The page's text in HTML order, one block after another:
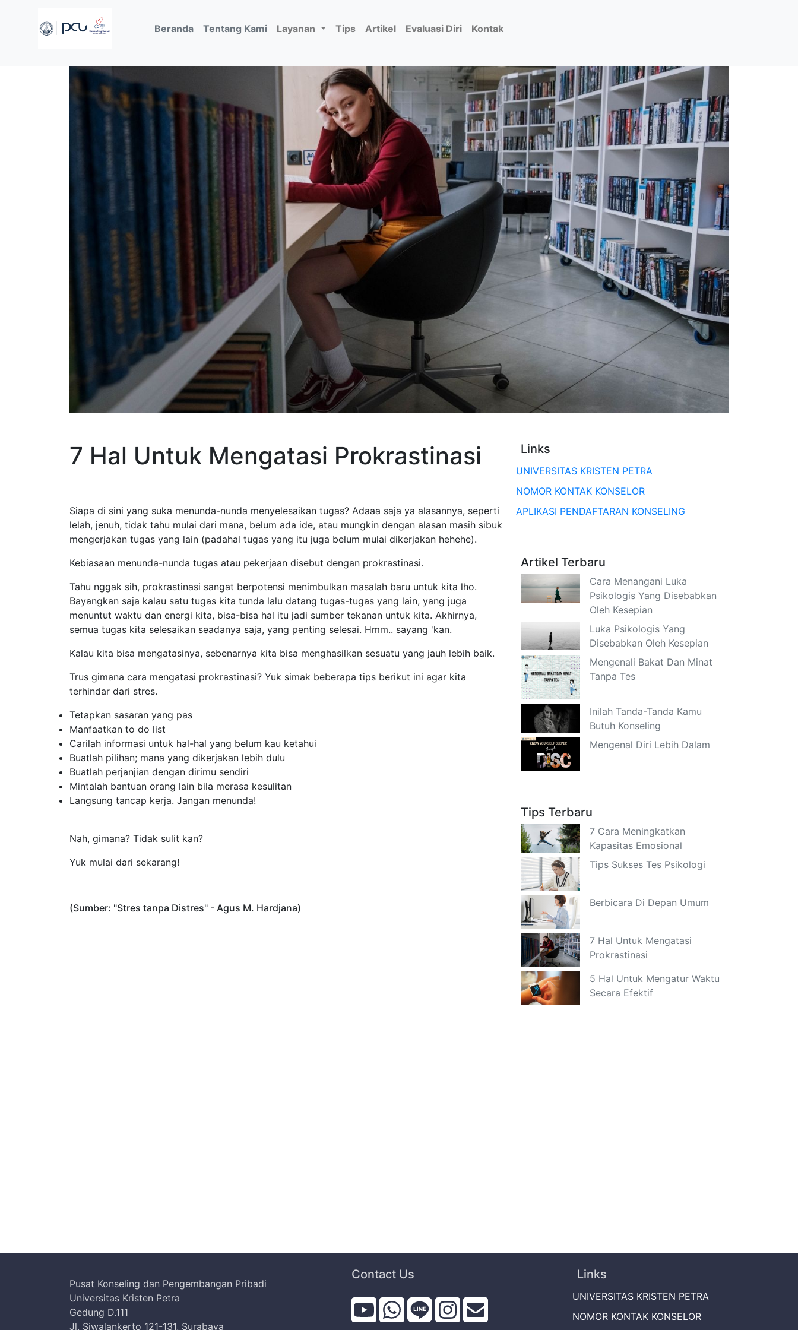
Beranda(current)
Tentang Kami Layanan Tips Artikel Evaluasi Diri Kontak
7 Hal Untuk Mengatasi Prokrastinasi
Siapa di sini yang suka menunda-nunda menyelesaikan tugas? Adaaa saja ya alasannya, seperti
lelah, jenuh, tidak tahu mulai dari mana, belum ada ide, atau mungkin dengan alasan masih sibuk
mengerjakan tugas yang lain (padahal tugas yang itu juga belum mulai dikerjakan hehehe).
Kebiasaan menunda-nunda tugas atau pekerjaan disebut dengan prokrastinasi.
Tahu nggak sih, prokrastinasi sangat berpotensi menimbulkan masalah baru untuk kita lho.
Bayangkan saja kalau satu tugas kita tunda lalu datang tugas-tugas yang lain, yang juga
menuntut waktu dan energi kita, bisa-bisa hal itu jadi sumber tekanan untuk kita. Akhirnya,
semua tugas kita selesaikan seadanya saja, yang penting selesai. Hmm.. sayang 'kan.
Kalau kita bisa mengatasinya, sebenarnya kita bisa menghasilkan sesuatu yang jauh lebih baik.
Trus gimana cara mengatasi prokrastinasi? Yuk simak beberapa tips berikut ini agar kita
terhindar dari stres.
Tetapkan sasaran yang pas
Manfaatkan to do list
Carilah informasi untuk hal-hal yang belum kau ketahui
Buatlah pilihan; mana yang dikerjakan lebih dulu
Buatlah perjanjian dengan dirimu sendiri
Mintalah bantuan orang lain bila merasa kesulitan
Langsung tancap kerja. Jangan menunda!
Nah, gimana? Tidak sulit kan?
Yuk mulai dari sekarang!
(Sumber: "Stres tanpa Distres" - Agus M. Hardjana)
Links
UNIVERSITAS KRISTEN PETRA
NOMOR KONTAK KONSELOR
APLIKASI PENDAFTARAN KONSELING
Artikel Terbaru
Cara Menangani Luka
Psikologis Yang Disebabkan
Oleh Kesepian
Luka Psikologis Yang
Disebabkan Oleh Kesepian
Mengenali Bakat Dan Minat
Tanpa Tes
Inilah Tanda-Tanda Kamu
Butuh Konseling
Mengenal Diri Lebih Dalam
Tips Terbaru
7 Cara Meningkatkan
Kapasitas Emosional
Tips Sukses Tes Psikologi
Berbicara Di Depan Umum
7 Hal Untuk Mengatasi
Prokrastinasi
5 Hal Untuk Mengatur Waktu
Secara Efektif
Pusat Konseling dan Pengembangan Pribadi
Universitas Kristen Petra
Gedung D.111
Jl. Siwalankerto 121-131, Surabaya
Contact Us Links
UNIVERSITAS KRISTEN PETRA
NOMOR KONTAK KONSELOR